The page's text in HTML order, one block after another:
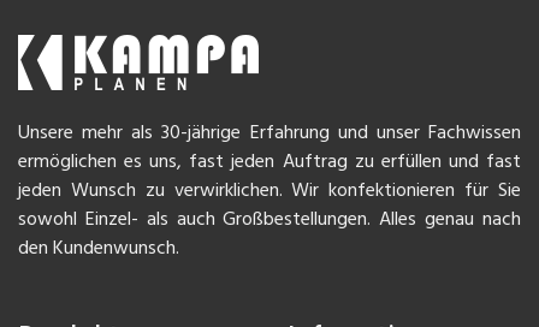
Unsere mehr als 30-jährige Erfahrung und unser Fachwissen
ermöglichen es uns, fast jeden Auftrag zu erfüllen und fast
jeden Wunsch zu verwirklichen. Wir konfektionieren für Sie
sowohl Einzel- als auch Großbestellungen. Alles genau nach
den Kundenwunsch.